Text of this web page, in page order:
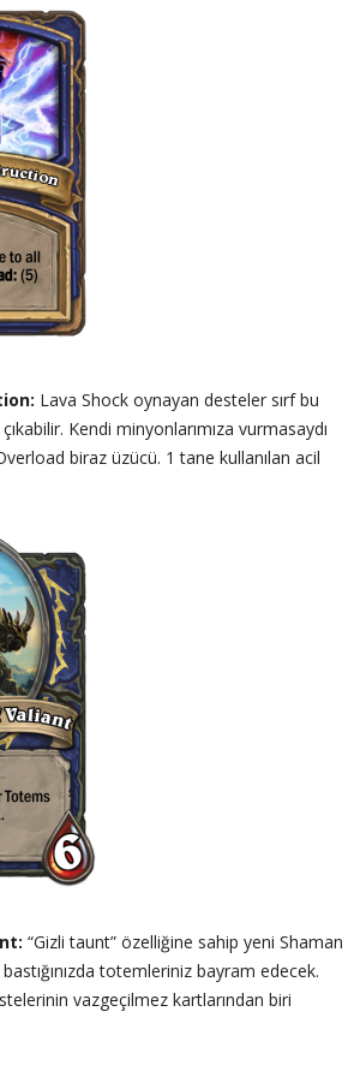
Lava Shock oynayan desteler sırf bu
Kendi minyonlarımıza vurmasaydı
biraz üzücü. 1 tane kullanılan acil
“Gizli taunt” özelliğine sahip yeni Shaman
totemleriniz bayram edecek.
vazgeçilmez kartlarından biri